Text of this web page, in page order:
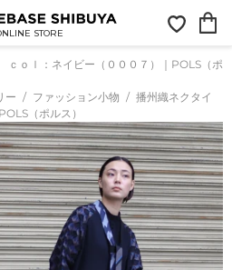
STORE
お
気
入
り
カ
ー
ｏｌ：ネイビー（０００７）｜POLS（ポ
ー ファッション小物
播州織ネクタイ
（ポルス）